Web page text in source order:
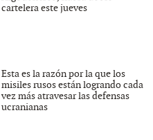
cartelera este jueves
Esta es la razón por la que los
misiles rusos están logrando cada
vez más atravesar las defensas
ucranianas